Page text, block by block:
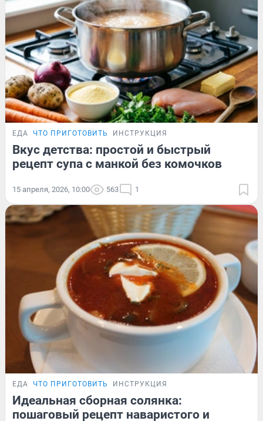
ЕДА ЧТО ПРИГОТОВИТЬ ИНСТРУКЦИЯ
Вкус детства: простой и быстрый
рецепт супа с манкой без комочков
15 апреля, 2026, 10:00 563 1
ЕДА ЧТО ПРИГОТОВИТЬ ИНСТРУКЦИЯ
Идеальная сборная солянка:
пошаговый рецепт наваристого и